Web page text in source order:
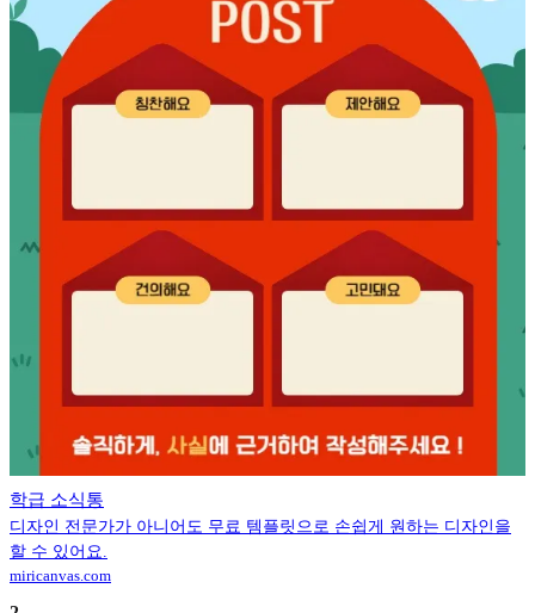
학급 소식통
디자인 전문가가 아니어도 무료 템플릿으로 손쉽게 원하는 디자인을
할 수 있어요.
miricanvas.com